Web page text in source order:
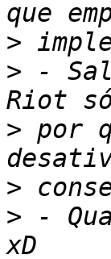
>
> -
> por
>
> -